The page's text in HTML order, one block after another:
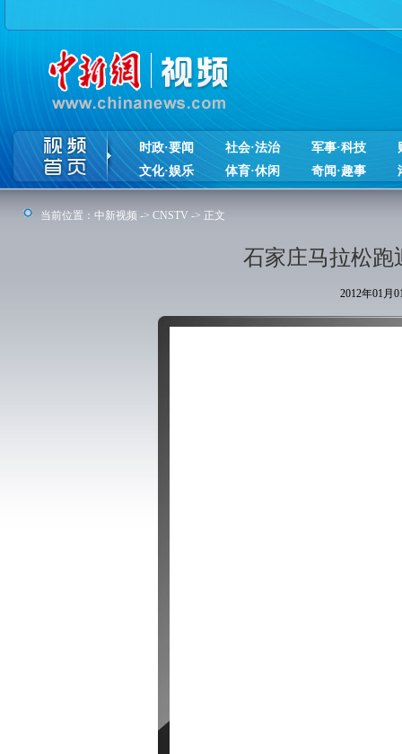
时政·要闻 社会·法治 军事·科技
文化·娱乐
体育·休闲 奇闻·趣事
当前位置： 中新视频 -> CNSTV -> 正文
石家庄马拉松跑
2012年01月